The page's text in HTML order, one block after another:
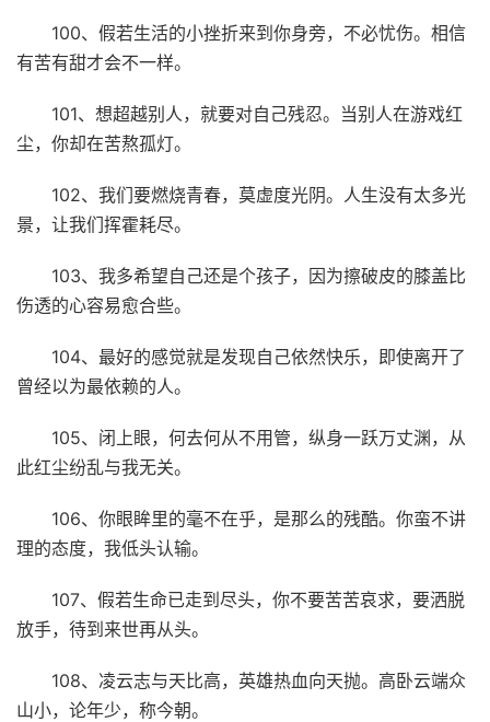
100、假若生活的小挫折来到你身旁，不必忧伤。相信
有苦有甜才会不一样。
101、想超越别人，就要对自己残忍。当别人在游戏红
尘，你却在苦熬孤灯。
102、我们要燃烧青春，莫虚度光阴。人生没有太多光
景，让我们挥霍耗尽。
103、我多希望自己还是个孩子，因为擦破皮的膝盖比
伤透的心容易愈合些。
104、最好的感觉就是发现自己依然快乐，即使离开了
曾经以为最依赖的人。
105、闭上眼，何去何从不用管，纵身一跃万丈渊，从
此红尘纷乱与我无关。
106、你眼眸里的毫不在乎，是那么的残酷。你蛮不讲
理的态度，我低头认输。
107、假若生命已走到尽头，你不要苦苦哀求，要洒脱
放手，待到来世再从头。
108、凌云志与天比高，英雄热血向天抛。高卧云端众
山小，论年少，称今朝。